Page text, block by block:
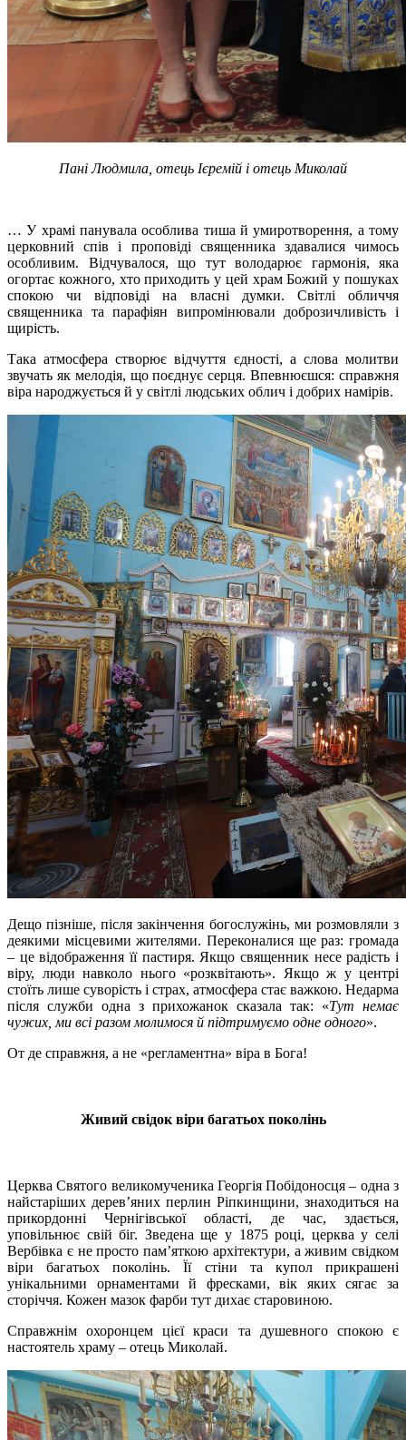
Пані Людмила, отець Ієремій і отець Миколай
… У храмі панувала особлива тиша й умиротворення, а тому
церковний спів і проповіді священника здавалися чимось
особливим. Відчувалося, що тут володарює гармонія, яка
огортає кожного, хто приходить у цей храм Божий у пошуках
спокою чи відповіді на власні думки. Світлі обличчя
священника та парафіян випромінювали доброзичливість і
щирість.
Така атмосфера створює відчуття єдності, а слова молитви
звучать як мелодія, що поєднує серця. Впевнюєшся: справжня
віра народжується й у світлі людських облич і добрих намірів.
Дещо пізніше, після закінчення богослужінь, ми розмовляли з
деякими місцевими жителями. Переконалися ще раз: громада
– це відображення її пастиря. Якщо священник несе радість і
віру, люди навколо нього «розквітають». Якщо ж у центрі
стоїть лише суворість і страх, атмосфера стає важкою. Недарма
після служби одна з прихожанок сказала так: «Тут немає
чужих, ми всі разом молимося й підтримуємо одне одного».
От де справжня, а не «регламентна» віра в Бога!
Живий свідок віри багатьох поколінь
Церква Святого великомученика Георгія Побідоносця – одна з
найстаріших дерев’яних перлин Ріпкинщини, знаходиться на
прикордонні Чернігівської області, де час, здається,
уповільнює свій біг. Зведена ще у 1875 році, церква у селі
Вербівка є не просто пам’яткою архітектури, а живим свідком
віри багатьох поколінь. Її стіни та купол прикрашені
унікальними орнаментами й фресками, вік яких сягає за
сторіччя. Кожен мазок фарби тут дихає старовиною.
Справжнім охоронцем цієї краси та душевного спокою є
настоятель храму – отець Миколай.